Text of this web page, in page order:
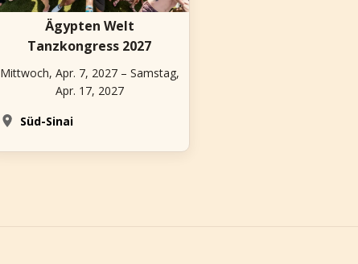
Ägypten Welt
Tanzkongress 2027
Mittwoch, Apr. 7, 2027 – Samstag,
Apr. 17, 2027
Süd-Sinai